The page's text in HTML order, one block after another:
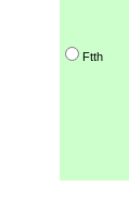
Ftth